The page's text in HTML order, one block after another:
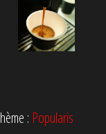
: Popularis